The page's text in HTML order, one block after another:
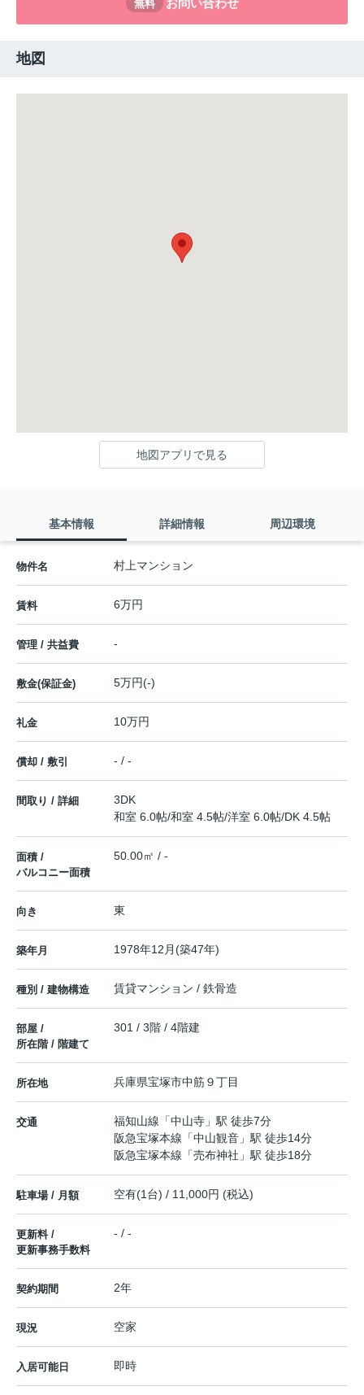
無料
地図
地図アプリで見る
基本情報 詳細情報 周辺環境
物件名 村上マンション
賃料 6万円
管理 / 共益費 -
敷金(保証金) 5万円(-)
礼金 10万円
償却 / 敷引 - / -
間取り / 詳細
3DK
和室 6.0帖/和室 4.5帖/洋室 6.0帖/DK 4.5帖
面積 /
バルコニー面積
50.00㎡ / -
向き 東
築年月 1978年12月(築47年)
種別 / 建物構造 賃貸マンション / 鉄骨造
部屋 /
所在階 / 階建て
301 / 3階 / 4階建
所在地 兵庫県宝塚市中筋９丁目
交通 福知山線 「中山寺 」駅 徒歩7分
阪急宝塚本線 「中山観音 」駅 徒歩14分
阪急宝塚本線 「売布神社 」駅 徒歩18分
駐車場 / 月額 空有(1台) / 11,000円 (税込)
更新料 /
更新事務手数料
- / -
契約期間 2年
現況 空家
入居可能日 即時